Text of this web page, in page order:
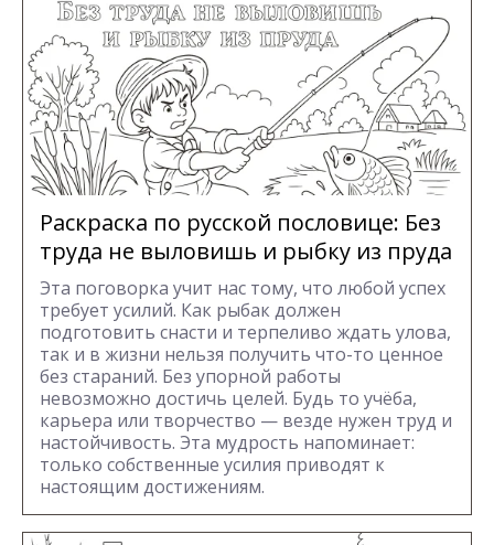
Раскраска по русской пословице: Без
труда не выловишь и рыбку из пруда
Эта поговорка учит нас тому, что любой успех
требует усилий. Как рыбак должен
подготовить снасти и терпеливо ждать улова,
так и в жизни нельзя получить что-то ценное
без стараний. Без упорной работы
невозможно достичь целей. Будь то учёба,
карьера или творчество — везде нужен труд и
настойчивость. Эта мудрость напоминает:
только собственные усилия приводят к
настоящим достижениям.